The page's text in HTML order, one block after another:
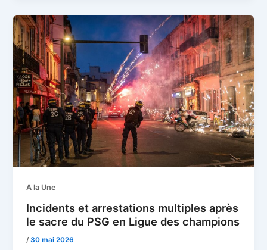
A la Une
Incidents et arrestations multiples après
le sacre du PSG en Ligue des champions
/30 mai 2026